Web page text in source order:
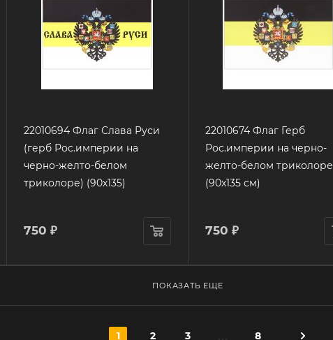
22010694 Флаг Слава Руси
(герб Рос.империи на
черно-желто-белом
триколоре) (90х135)
750 ₽
22010674 Флаг Герб
Рос.империи на черно-
желто-белом триколоре
(90х135 см)
750 ₽
ПОКАЗАТЬ ЕЩЕ
1 2 3 8